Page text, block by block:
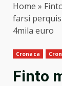
Home »
farsi
4mila euro
Cronaca
Finto